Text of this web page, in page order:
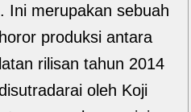
Ini merupakan sebuah
produksi antara
rilisan tahun 2014
oleh Koji